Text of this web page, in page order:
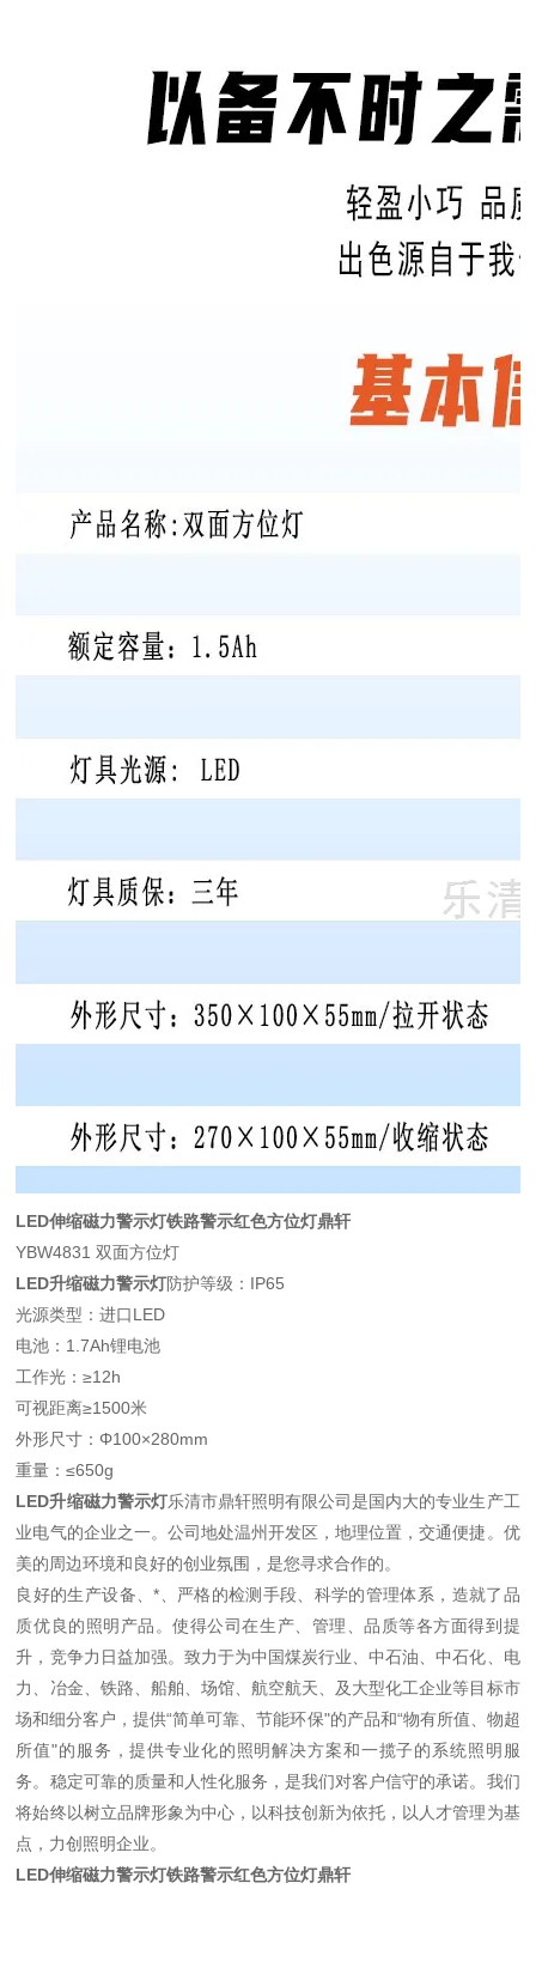
LED伸缩磁力警示灯铁路警示红色方位灯鼎轩
YBW4831 双面方位灯
LED升缩磁力警示灯防护等级：IP65
光源类型：进口LED
电池：1.7Ah锂电池
工作光：≥12h
可视距离≥1500米
外形尺寸：Φ100×280mm
重量：≤650g
LED升缩磁力警示灯乐清市鼎轩照明有限公司是国内大的专业生产工
业电气的企业之一。公司地处温州开发区，地理位置，交通便捷。优
美的周边环境和良好的创业氛围，是您寻求合作的。
良好的生产设备、*、严格的检测手段、科学的管理体系，造就了品
质优良的照明产品。使得公司在生产、管理、品质等各方面得到提
升，竞争力日益加强。致力于为中国煤炭行业、中石油、中石化、电
力、冶金、铁路、船舶、场馆、航空航天、及大型化工企业等目标市
场和细分客户，提供“简单可靠、节能环保"的产品和“物有所值、物超
所值"的服务，提供专业化的照明解决方案和一揽子的系统照明服
务。稳定可靠的质量和人性化服务，是我们对客户信守的承诺。我们
将始终以树立品牌形象为中心，以科技创新为依托，以人才管理为基
点，力创照明企业。
LED伸缩磁力警示灯铁路警示红色方位灯鼎轩